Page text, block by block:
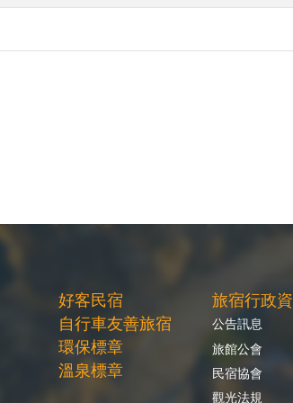
好客民宿
自行車友善旅宿
環保標章
溫泉標章
旅宿行政
公告訊息
旅館公會
民宿協會
觀光法規